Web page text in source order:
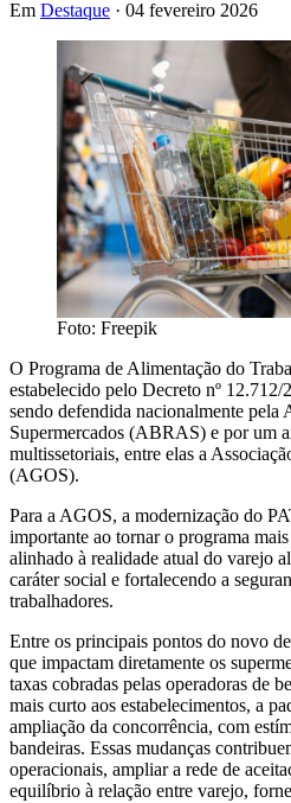
Em Destaque · 04 fevereiro 2026
Foto: Freepik
O Programa de Alimentação do
estabelecido pelo Decreto nº
sendo defendida nacionalmente pela
Supermercados (ABRAS) e por um
multissetoriais, entre elas a
(AGOS).
Para a AGOS, a modernização do
importante ao tornar o programa
alinhado à realidade atual do varejo
caráter social e fortalecendo a
trabalhadores.
Entre os principais pontos do novo
que impactam diretamente os
taxas cobradas pelas operadoras de
mais curto aos estabelecimentos, a
ampliação da concorrência, com
bandeiras. Essas mudanças
operacionais, ampliar a rede de
equilíbrio à relação entre varejo,